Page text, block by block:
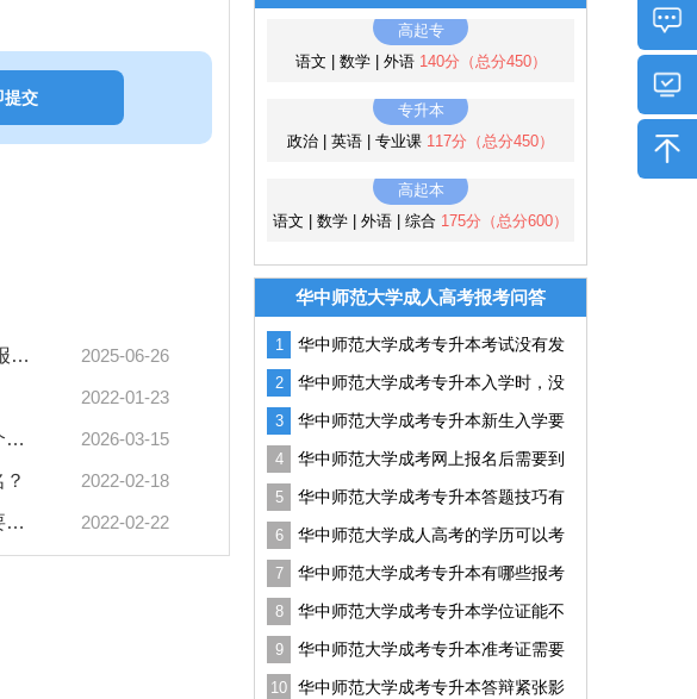
2025年华中师范大学成考本科报名条件有哪些？ 2025-06-26
2022-01-23
湖北华中师范大学成考普本哪个好？ 2026-03-15
2022-02-18
异地户籍报名湖北成人高考需要提供什么资料？ 2022-02-22
高起专
语文 | 数学 | 外语 140分（总分450）
专升本
政治 | 英语 | 专业课 117分（总分450）
高起本
语文 | 数学 | 外语 | 综合 175分（总分600）
华中师范大学成人高考报考问答
1
华中师范大学成考专升本考试没有发
挥好怎么办？
2
华中师范大学成考专升本入学时，没
有通知书可以吗？
3
华中师范大学成考专升本新生入学要
准备哪些资料？
4
华中师范大学成考网上报名后需要到
现场确认吗?
5
华中师范大学成考专升本答题技巧有
哪些？如何提升答题效率？
6
华中师范大学成人高考的学历可以考
研吗？有用吗？
7
华中师范大学成考专升本有哪些报考
条件？
8
华中师范大学成考专升本学位证能不
能申请？实用技巧
9
华中师范大学成考专升本准考证需要
打多少份？没带能进吗？
10 华中师范大学成考专升本答辩紧张影